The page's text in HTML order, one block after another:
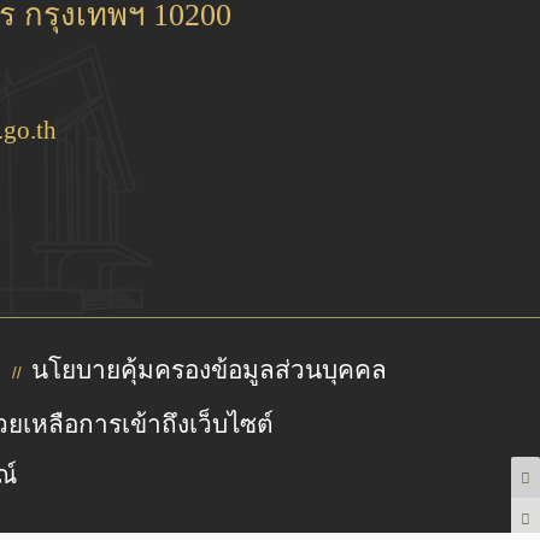
รุงเทพฯ 10200
//
นโยบายคุ้มครองข้อมูลส่วนบุคคล
เหลือการเข้าถึงเว็บไซต์